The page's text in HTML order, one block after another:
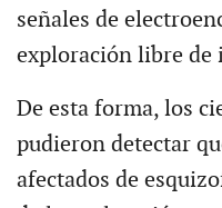
señales de
exploración libre de
De esta forma, los
pudieron detectar
afectados de